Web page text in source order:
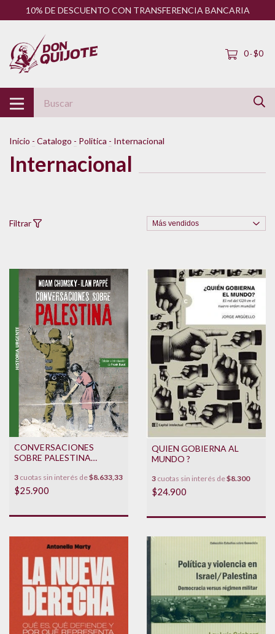
10% DE DESCUENTO CON TRANSFERENCIA BANCARIA
0-$0
Inicio - Catalogo - Politica - Internacional
Internacional
Filtrar
CONVERSACIONES
SOBRE PALESTINA
3 cuotas sin interés de$8.633,33
$25.900
QUIEN GOBIERNA AL
MUNDO ?
3 cuotas sin interés de$8.300
$24.900